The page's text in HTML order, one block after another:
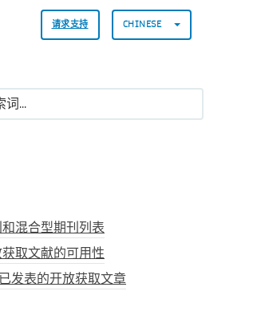
请求支持 CHINESE
混合型期刊列表
取文献的可用性
发表的开放获取文章